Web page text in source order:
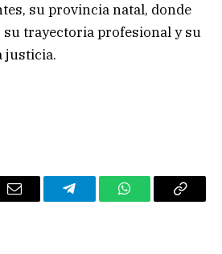
su provincia natal, donde
trayectoria profesional y su
justicia.
Email TelegramWhatsAppCopy